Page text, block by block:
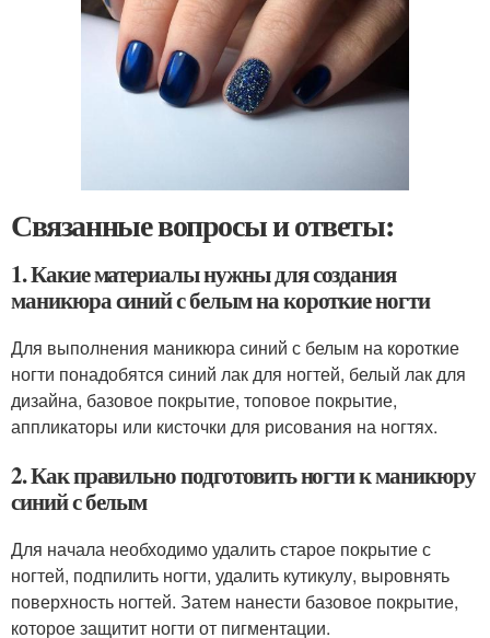
Связанные вопросы и ответы:
1. Какие материалы нужны для создания
маникюра синий с белым на короткие ногти
Для выполнения маникюра синий с белым на короткие
ногти понадобятся синий лак для ногтей, белый лак для
дизайна, базовое покрытие, топовое покрытие,
аппликаторы или кисточки для рисования на ногтях.
2. Как правильно подготовить ногти к маникюру
синий с белым
Для начала необходимо удалить старое покрытие с
ногтей, подпилить ногти, удалить кутикулу, выровнять
поверхность ногтей. Затем нанести базовое покрытие,
которое защитит ногти от пигментации.